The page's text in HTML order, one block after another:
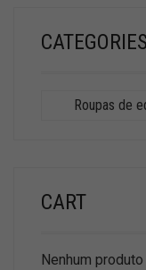
CATEGORIES
Roupas de
CART
Nenhum